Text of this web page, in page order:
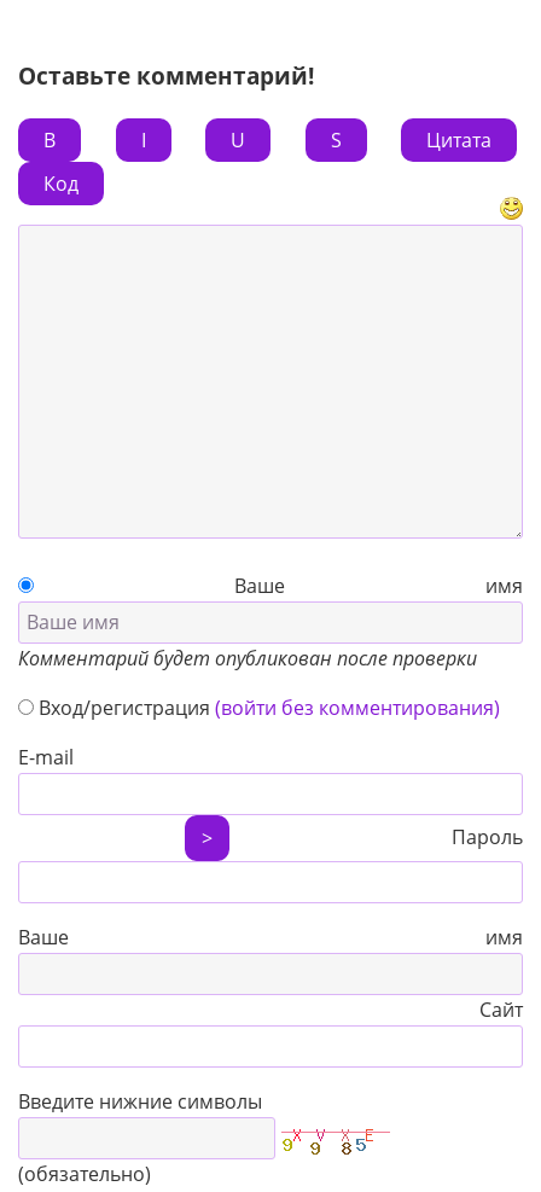
Оставьте комментарий!
B I U S
Цитата
Код
Ваше имя
Комментарий будет опубликован после проверки
Вход/регистрация (войти без комментирования)
E-mail
> Пароль
Ваше имя
Сайт
Введите нижние символы
(обязательно)